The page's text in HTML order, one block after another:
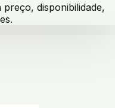
disponibilidade,